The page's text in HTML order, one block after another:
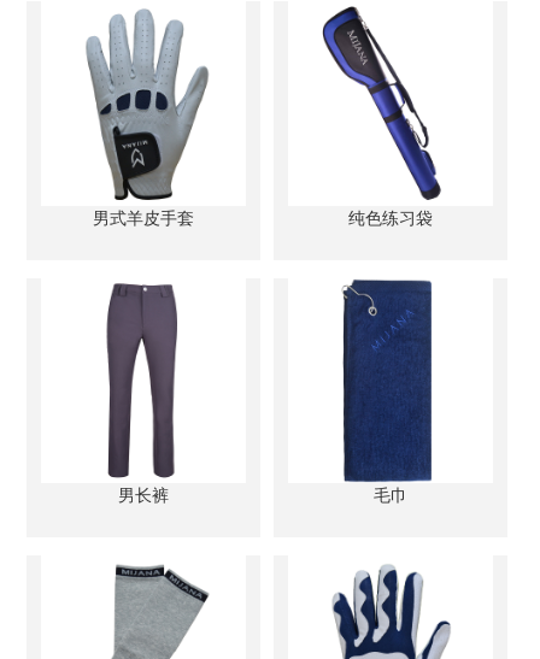
男式羊皮手套 纯色练习袋
男长裤 毛巾